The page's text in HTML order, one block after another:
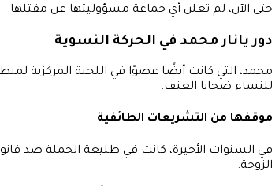
حتى الآن، لم تعلن أي جماعة مسؤوليتها عن مقتلها.
دور يانار محمد في الحركة النسوية
محمد، التي كانت أيضًا عضوًا في اللجنة المركزية
للنساء ضحايا العنف.
موقفها من التشريعات الطائفية
في السنوات الأخيرة، كانت في طليعة الحملة ضد
الزوجة.